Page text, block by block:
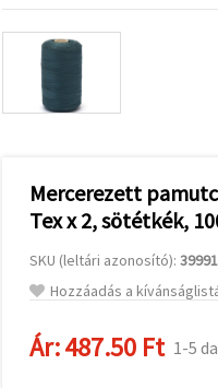
a
valamint
relevánsabb
hirdetéseket
analitikai és
marketingpartnereink
segítségével
Az "Összes
elfogadása"
gombra
elfogadhatja
az összes
Mercerezett
Tex x 2, sötétkék,
SKU (leltári azonosító):
Hozzáadás a
Ár:487.50 Ft 1-5